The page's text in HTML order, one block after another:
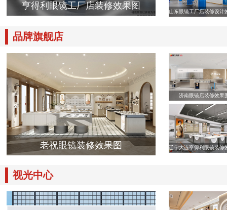
亨得利眼镜工厂店装修效果图
山东眼镜工厂店装修设计
品牌旗舰店
老祝眼镜装修效果图
济南眼镜店装修效果
辽宁大连亨得利眼镜装修
视光中心